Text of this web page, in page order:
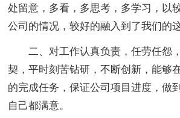
处留意，多看，多思考，多学习，以
公司的情况，较好的融入到了我们的
二、对工作认真负责，任劳任怨
契，平时刻苦钻研，不断创新，能够
的完成任务，保证公司项目进度，做
自己都满意。